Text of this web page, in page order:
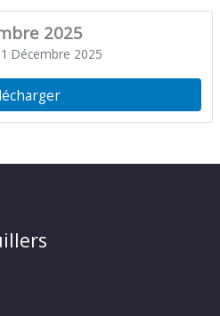
2025
Décembre 2025